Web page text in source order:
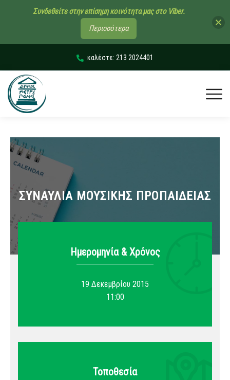
καλέστε: 213 2024401
ΣΥΝΑΥΛΙΑ ΜΟΥΣΙΚΗΣ ΠΡΟΠΑΙΔΕΙΑΣ
Ημερομηνία & Xρόνος
19 Δεκεμβρίου 2015
11:00
Τοποθεσία
Συνδεθείτε στην επίσημη κοινότητα μας στο Viber.
Περισσότερα